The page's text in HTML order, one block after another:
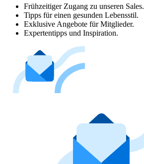
Frühzeitiger Zugang zu unseren Sales.
Tipps für einen gesunden Lebensstil.
Exklusive Angebote für Mitglieder.
Expertentipps und Inspiration.